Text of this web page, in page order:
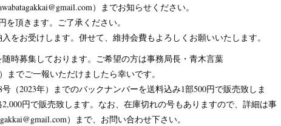
）までお知らせください。
を頂きます。ご了承ください。
をお受けします。併せて、維持会費もよろしくお願いいたします。
時募集しております。ご希望の方は事務局長・青木言葉
）までご一報いただけましたら幸いです。
（2023年）までのバックナンバーを送料込み1部500円で販売致しま
円で販売致します。なお、在庫切れの号もありますので、詳細は事
）まで、お問い合わせ下さい。